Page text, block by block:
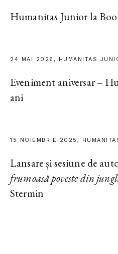
Humanitas Junior la
24 MAI 2026, HUMANITAS
Eveniment aniversar –
ani
15 NOIEMBRIE 2025,
Lansare și sesiune de
frumoasă poveste din
Stermin